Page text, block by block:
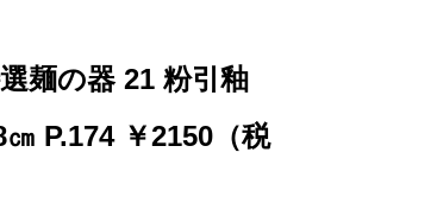
麺の器 21 粉引釉
P.174 ￥2150（税